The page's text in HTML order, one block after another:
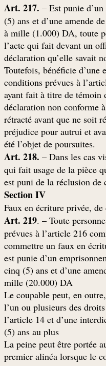
Art. 217. – Est punie
(5) ans et d’une amende
(500) à mille (1.000) DA,
l’acte qui fait devant un
Toutefois, bénéficie d’une
conditions prévues à
ayant fait à titre de
déclaration non conforme
rétracté avant que ne soit
préjudice pour autrui et
.été l’objet de poursuites
Art. 218. – Dans les cas
qui fait usage de la pièce
Section IV
Faux en écriture privée,
Art. 219. – Toute
prévues à l’article 216
commettre un faux en
est punie d’un
cinq (5) ans et d’une
mille (20.000) DA
Le coupable peut, en
l’un ou plusieurs des
l’article 14 et d’une
(5) ans au plus
La peine peut être portée
premier alinéa lorsque le